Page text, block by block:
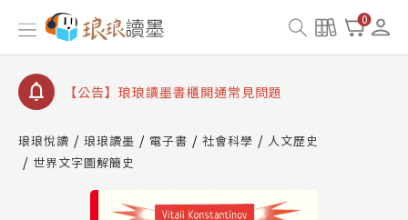
0
【公告】因 Readmoo 讀墨系統維護中，本站同步暫
停部分閱讀服務
【公告】琅琅讀墨數位閱讀資產合併與書櫃開通申請
【公告】琅琅讀墨書櫃開通常見問題
請圖文教學
【公告】琅琅書店服務升級重要說明及資產合併結果
查詢
【公告】因 Readmoo 讀墨系統維護中，本站同步暫
停部分閱讀服務
琅琅悅讀 琅琅讀墨 電子書 社會科學
人文歷史
世界文字圖解簡史